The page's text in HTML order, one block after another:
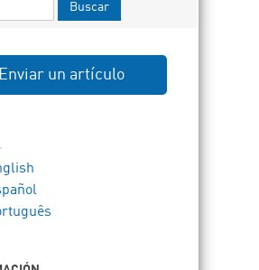
Buscar
Enviar un artículo